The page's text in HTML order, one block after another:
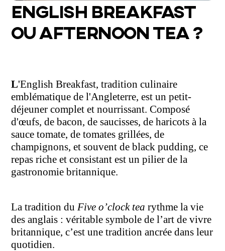
ENGLISH BREAKFAST
OU AFTERNOON TEA ?
L'English Breakfast, tradition culinaire
emblématique de l'Angleterre, est un petit-
déjeuner complet et nourrissant. Composé
d'œufs, de bacon, de saucisses, de haricots à la
sauce tomate, de tomates grillées, de
champignons, et souvent de black pudding, ce
repas riche et consistant est un pilier de la
gastronomie britannique.
La tradition du Five o’clock tea rythme la vie
des anglais : véritable symbole de l’art de vivre
britannique, c’est une tradition ancrée dans leur
quotidien.